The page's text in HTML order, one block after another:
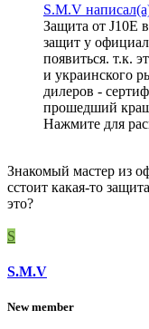
S.M.V
Защита от J10E
защит у
появиться. т.к.
и украинского
дилеров -
прошедший
Нажмите для
Знакомый мастер из
сстоит какая-то
это?
S
S.M.V
New member